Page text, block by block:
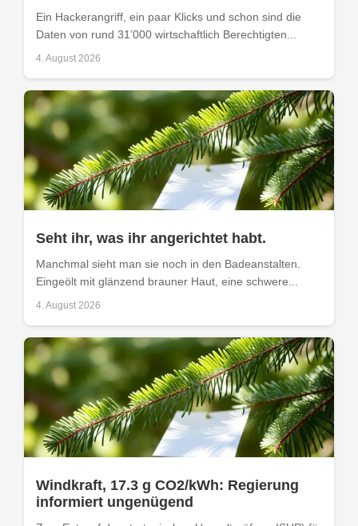
Ein Hackerangriff, ein paar Klicks und schon sind die
Daten von rund 31’000 wirtschaftlich Berechtigten...
4. August 2026
Seht ihr, was ihr angerichtet habt.
Manchmal sieht man sie noch in den Badeanstalten.
Eingeölt mit glänzend brauner Haut, eine schwere...
4. August 2026
Windkraft, 17.3 g CO2/kWh: Regierung
informiert ungenügend